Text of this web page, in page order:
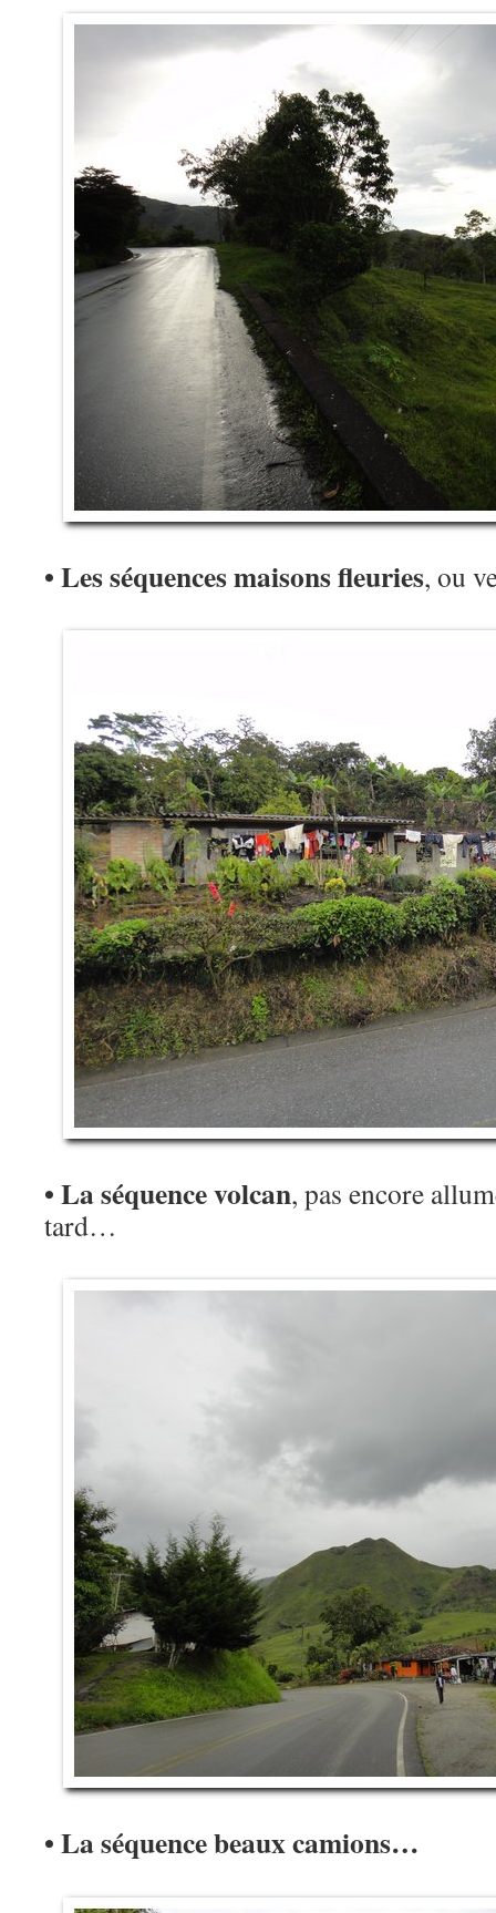
• Les séquences maisons fleuries, ou
• La séquence volcan, pas encore
tard…
• La séquence beaux camions…